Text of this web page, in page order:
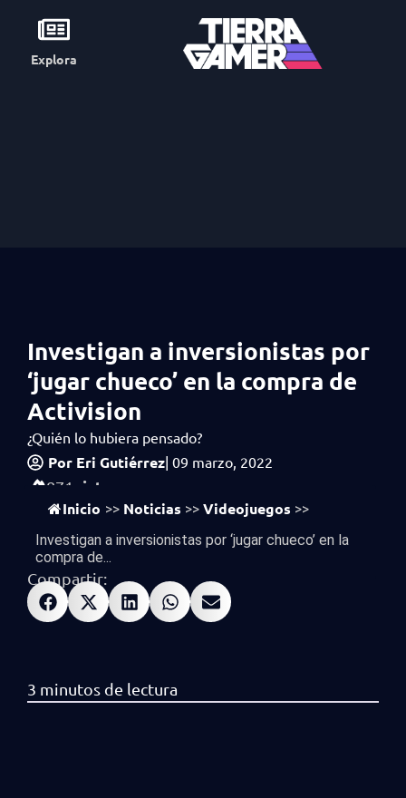
Explora
Investigan a inversionistas por
‘jugar chueco’ en la compra de
Activision
¿Quién lo hubiera pensado?
Por Eri Gutiérrez| 09 marzo, 2022
871 vistas
Inicio >> Noticias >> Videojuegos >>
Investigan a inversionistas por ‘jugar chueco’ en la
compra de...
Compartir: